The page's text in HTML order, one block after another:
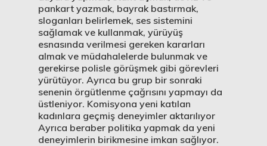
pankart yazmak, bayrak bastırmak,
sloganları belirlemek, ses sistemini
sağlamak ve kullanmak, yürüyüş
esnasında verilmesi gereken kararları
almak ve müdahalelerde bulunmak ve
gerekirse polisle görüşmek gibi görevleri
yürütüyor. Ayrıca bu grup bir sonraki
senenin örgütlenme çağrısını yapmayı da
üstleniyor. Komisyona yeni katılan
kadınlara geçmiş deneyimler aktarılıyor
Ayrıca beraber politika yapmak da yeni
deneyimlerin birikmesine imkan sağlıyor.